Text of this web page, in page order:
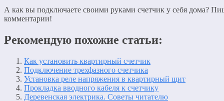
А как вы подключаете своими руками счетчик у себя дома?
комментарии!
Рекомендую похожие статьи:
Как установить квартирный счетчик
Подключение трехфазного счетчика
Установка реле напряжения в квартирный щит
Прокладка вводного кабеля к счетчику
Деревенская электрика. Советы читателю